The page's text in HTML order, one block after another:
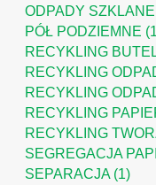
ODPADY SZKLANE
PÓŁ PODZIEMNE
RECYKLING
RECYKLING
RECYKLING
RECYKLING
RECYKLING
SEGREGACJA
SEPARACJA (1)